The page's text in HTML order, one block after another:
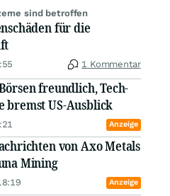
sind betroffen
für die
1 Kommentar
freundlich, Tech-
bremst US-Ausblick
Anzeige
von Axo Metals
Mining
Anzeige